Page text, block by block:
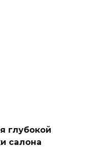
глубокой
салона